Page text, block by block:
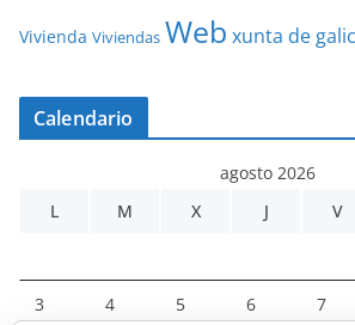
Vivienda Viviendas Web xunta de
Calendario
agosto 2026
L
M X J V
3 4 5 6 7